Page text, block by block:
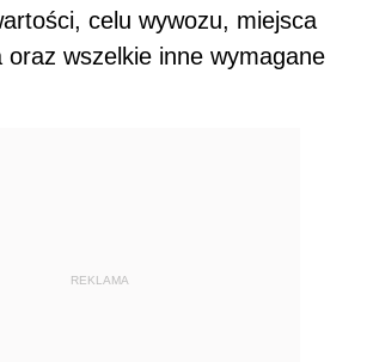
celu wywozu, miejsca
oraz wszelkie inne wymagane
REKLAMA